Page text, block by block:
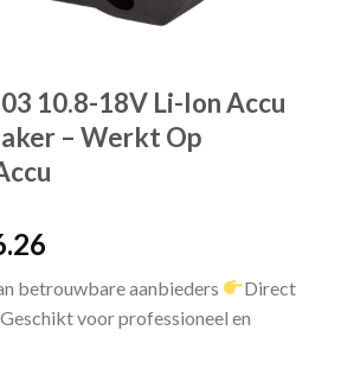
10.8-18V Li-Ion Accu
– Werkt Op
is:
€136.26.
betrouwbare aanbieders
Direct
Geschikt voor professioneel en